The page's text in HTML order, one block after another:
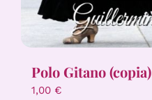
Polo Gitano (copia)
1,00 €